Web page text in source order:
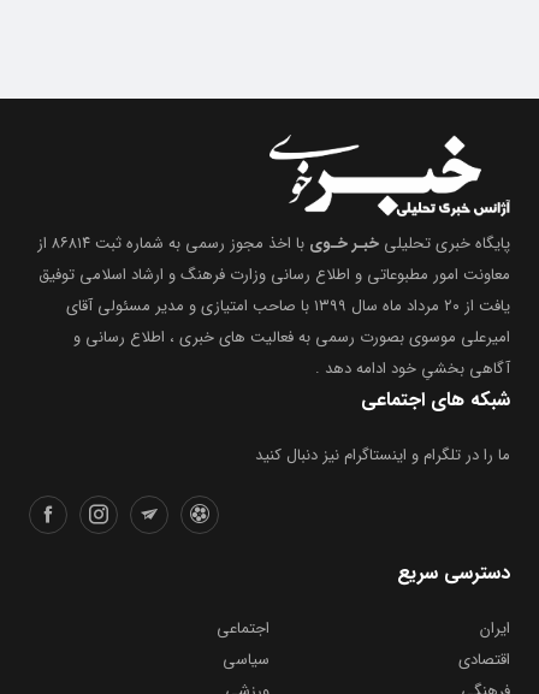
پایگاه خبری تحلیلی خبـر خـوی
با اخذ مجوز رسمی به شماره ثبت ۸۶۸۱۴ از
معاونت امور مطبوعاتی و اطلاع رسانی وزارت فرهنگ و ارشاد اسلامی توفیق
یافت از ۲۰ مرداد ماه سال ۱۳۹۹ با صاحب امتیازی و مدیر مسئولی آقای
امیرعلی موسوی بصورت رسمی به فعالیت های خبری ، اطلاع رسانی و
آگاهی بخشیِ خود ادامه دهد .
شبکه های اجتماعی
ما را در تلگرام و اینستاگرام نیز دنبال کنید
دسترسی سریع
ایران
اجتماعی
اقتصادی
سیاسی